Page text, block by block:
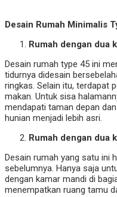
Desain Rumah Minimalis
Rumah dengan dua
Desain rumah type 45 ini
tidurnya didesain
ringkas. Selain itu, terdapat
makan. Untuk sisa
mendapati taman depan
hunian menjadi lebih asri.
Rumah dengan dua
Desain rumah yang satu ini
sebelumnya. Hanya saja
dengan kamar mandi di
menempatkan ruang tamu